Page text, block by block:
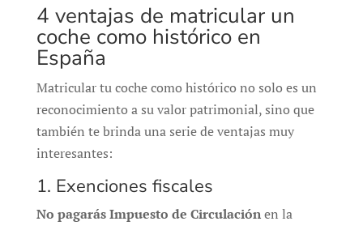
4 ventajas de matricular un
coche como histórico en
España
Matricular tu coche como histórico no solo es un
reconocimiento a su valor patrimonial, sino que
también te brinda una serie de ventajas muy
interesantes:
1. Exenciones fiscales
No pagarás Impuesto de Circulaciónen la